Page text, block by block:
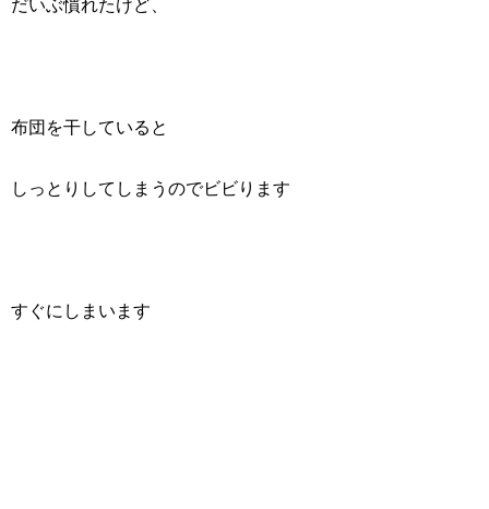
だいぶ慣れたけど、
布団を干していると
しっとりしてしまうのでビビります
すぐにしまいます